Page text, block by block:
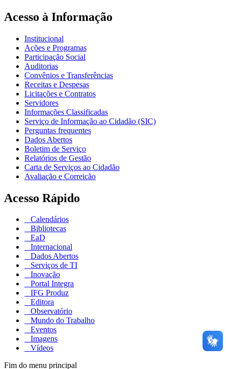
Acesso à Informação
Institucional
Ações e Programas
Participação Social
Auditorias
Convênios e Transferências
Receitas e Despesas
Licitações e Contratos
Servidores
Informações Classificadas
Serviço de Informação ao Cidadão (SIC)
Perguntas frequentes
Dados Abertos
Boletim de Serviço
Relatórios de Gestão
Carta de Serviços ao Cidadão
Avaliação e Correição
Acesso Rápido
Calendários
Bibliotecas
EaD
Internacional
Dados Abertos
Serviços de TI
Inovação
Portal Integra
IFG Produz
Editora
Observatório
Mundo do Trabalho
Eventos
Imagens
Vídeos
Fim do menu principal